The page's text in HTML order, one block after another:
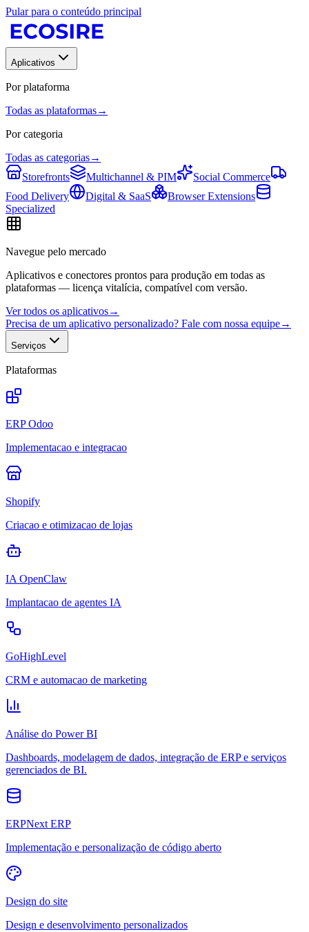
Pular para o conteúdo principal
Aplicativos
Por plataforma
Todas as plataformas→
Por categoria
Todas as categorias→
Storefronts
Multichannel & PIM
Social Commerce
Food Delivery
Digital & SaaS
Browser Extensions
Specialized
Navegue pelo mercado
Aplicativos e conectores prontos para produção em todas as
plataformas — licença vitalícia, compatível com versão.
Ver todos os aplicativos→
Precisa de um aplicativo personalizado? Fale com nossa equipe→
Serviços
Plataformas
ERP Odoo
Implementacao e integracao
Shopify
Criacao e otimizacao de lojas
IA OpenClaw
Implantacao de agentes IA
GoHighLevel
CRM e automacao de marketing
Análise do Power BI
Dashboards, modelagem de dados, integração de ERP e serviços
gerenciados de BI.
ERPNext ERP
Implementação e personalização de código aberto
Design do site
Design e desenvolvimento personalizados